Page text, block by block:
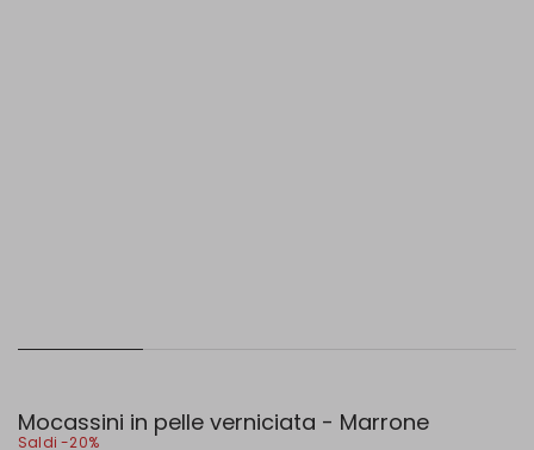
Mocassini in pelle verniciata - Marrone
Saldi -20%